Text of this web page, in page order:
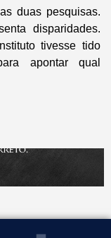
duas pesquisas.
disparidades.
tivesse tido
apontar qual